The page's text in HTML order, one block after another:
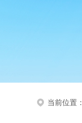
当前位置：